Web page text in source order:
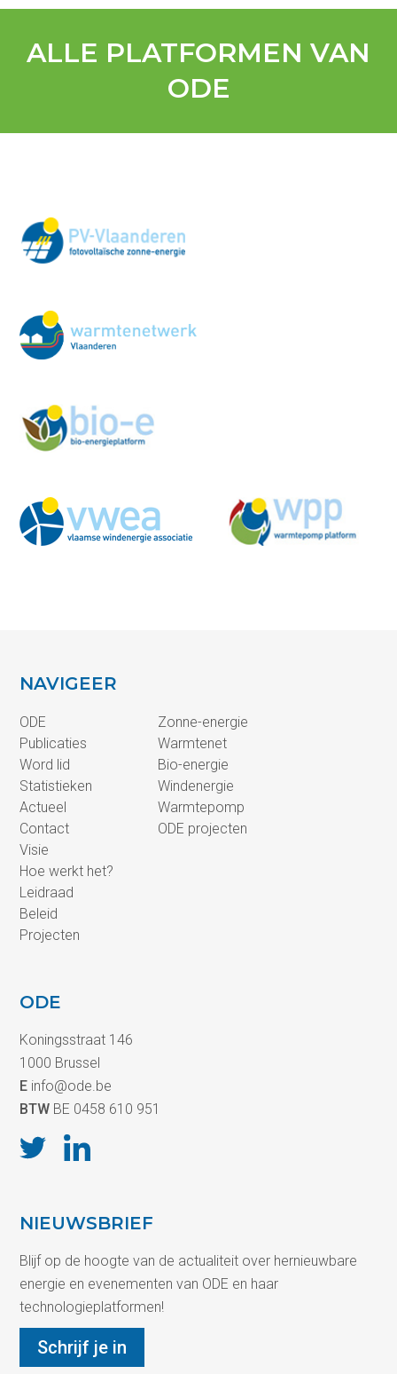
ALLE PLATFORMEN VAN
ODE
NAVIGEER
ODE
Publicaties
Word lid
Statistieken
Actueel
Contact
Visie
Hoe werkt het?
Leidraad
Beleid
Projecten
Zonne-energie
Warmtenet
Bio-energie
Windenergie
Warmtepomp
ODE projecten
ODE
Koningsstraat 146
1000 Brussel
E info@ode.be
BTW BE 0458 610 951
NIEUWSBRIEF
Blijf op de hoogte van de actualiteit over hernieuwbare
energie en evenementen van ODE en haar
technologieplatformen!
Schrijf je in